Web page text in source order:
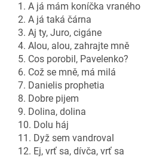
1. A já mám koníčka vraného
2. A já taká čárna
3. Aj ty, Juro, cigáne
4. Alou, alou, zahrajte mně
5. Cos porobil, Pavelenko?
6. Což se mně, má milá
7. Danielis prophetia
8. Dobre pijem
9. Dolina, dolina
10. Dolu háj
11. Dyž sem vandroval
12. Ej, vrť sa, dívča, vrť sa